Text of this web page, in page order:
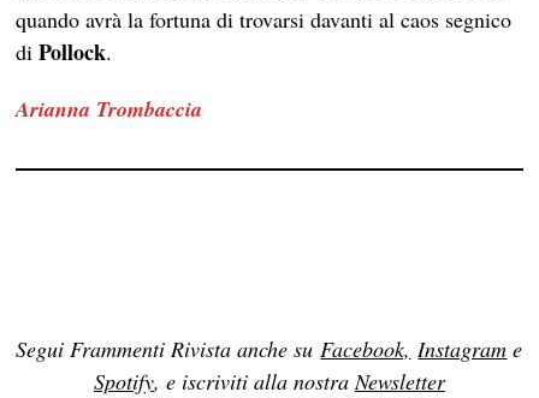
quando avrà la fortuna di trovarsi davanti al caos segnico
diPollock.
Arianna Trombaccia
Segui Frammenti Rivista anche suFacebook, Instagram e
Spotify, e iscriviti alla nostraNewsletter